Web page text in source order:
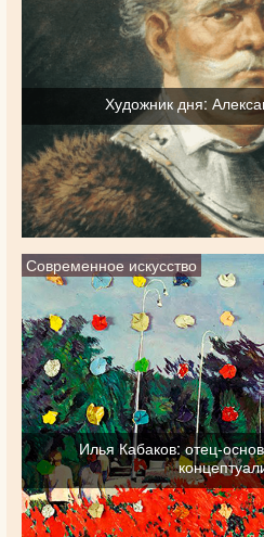
Художник дня:
Современное искусство
Илья Кабаков: отец-